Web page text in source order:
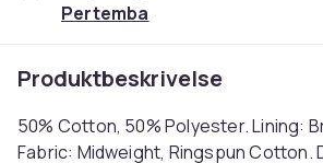
Pertemba
Produktbeskrivelse
50% Cotton, 50% Polyester. Lining:
Fabric: Midweight, Ringspun Cotton.